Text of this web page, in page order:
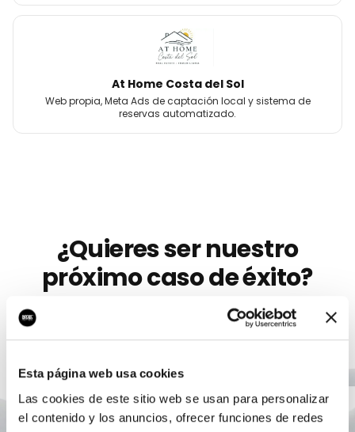
Esta página web usa cookies
Las cookies de este sitio web se usan para personalizar
el contenido y los anuncios, ofrecer funciones de redes
At Home Costa del Sol
Web propia, Meta Ads de captación local y sistema de
reservas automatizado.
¿Quieres ser nuestro
próximo caso de éxito?
Llevamos más de 10 años ayudando amarcas
como
Iberian League
a crecer con marketing digital serio.
responsable.
Agendar auditoría gratis